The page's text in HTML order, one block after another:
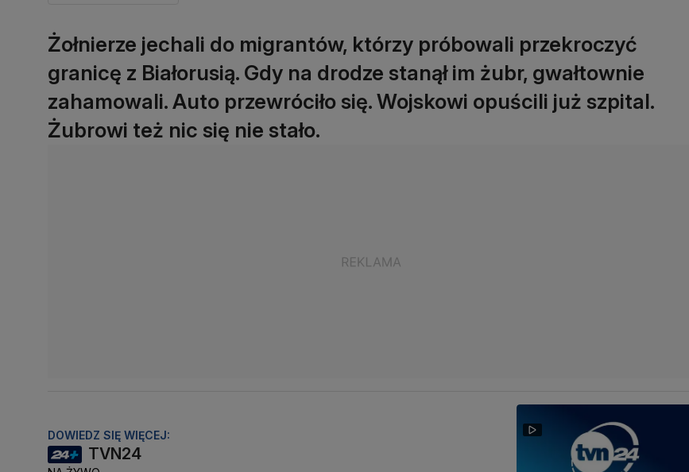
Żołnierze jechali do migrantów, którzy próbowali przekroczyć
granicę z Białorusią. Gdy na drodze stanął im żubr, gwałtownie
zahamowali. Auto przewróciło się. Wojskowi opuścili już szpital.
Żubrowi też nic się nie stało.
DOWIEDZ SIĘ WIĘCEJ:
TVN24